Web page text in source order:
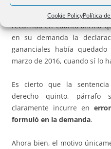
Cookie PolicyPolítica
derechos fundamentales
la Constitución, por error
recurrida en cuanto afirma
en su demanda la
gananciales había
marzo de 2016, cuando sí lo
Es cierto que la
derecho quinto, párrafo
claramente incurre en
formuló en la demanda.
Ahora bien, el motivo